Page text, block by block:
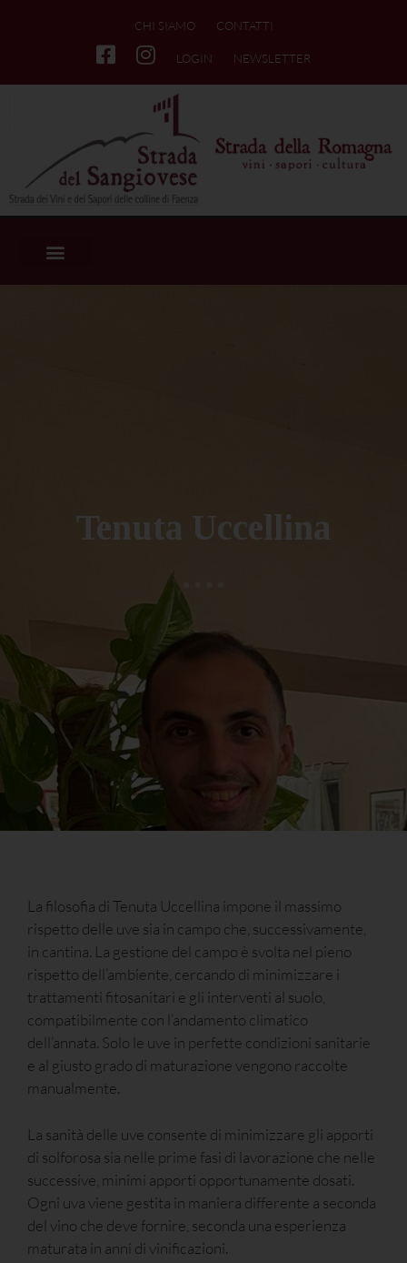
CHI SIAMO CONTATTI
LOGIN NEWSLETTER
Tenuta Uccellina
La filosofia di Tenuta Uccellina impone il massimo
rispetto delle uve sia in campo che, successivamente,
in cantina. La gestione del campo è svolta nel pieno
rispetto dell’ambiente, cercando di minimizzare i
trattamenti fitosanitari e gli interventi al suolo,
compatibilmente con l’andamento climatico
dell’annata. Solo le uve in perfette condizioni sanitarie
e al giusto grado di maturazione vengono raccolte
manualmente.
La sanità delle uve consente di minimizzare gli apporti
di solforosa sia nelle prime fasi di lavorazione che nelle
successive, minimi apporti opportunamente dosati.
Ogni uva viene gestita in maniera differente a seconda
del vino che deve fornire, seconda una esperienza
maturata in anni di vinificazioni.